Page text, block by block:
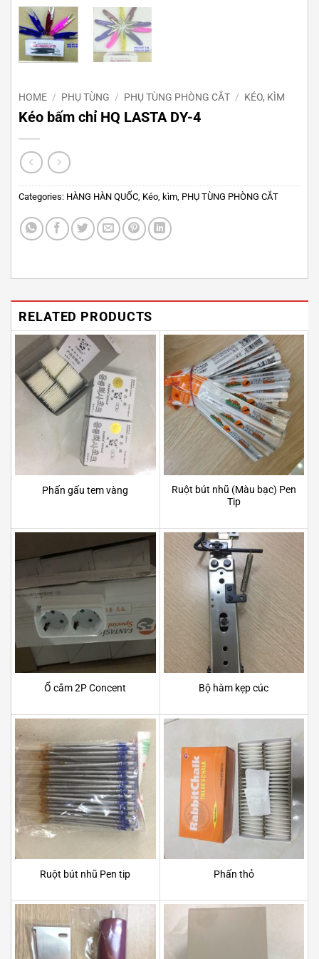
HOME / PHỤ TÙNG / PHỤ TÙNG PHÒNG CẮT / KÉO, KÌM
Kéo bấm chỉ HQ LASTA DY-4
Categories: HÀNG HÀN QUỐC Kéo, kìm PHỤ TÙNG PHÒNG CẮT
RELATED PRODUCTS
Phấn gấu tem vàng
Ruột bút nhũ (Màu bạc) Pen
Tip
Ổ cắm 2P Concent Bộ hàm kẹp cúc
Ruột bút nhũ Pen tip Phấn thỏ